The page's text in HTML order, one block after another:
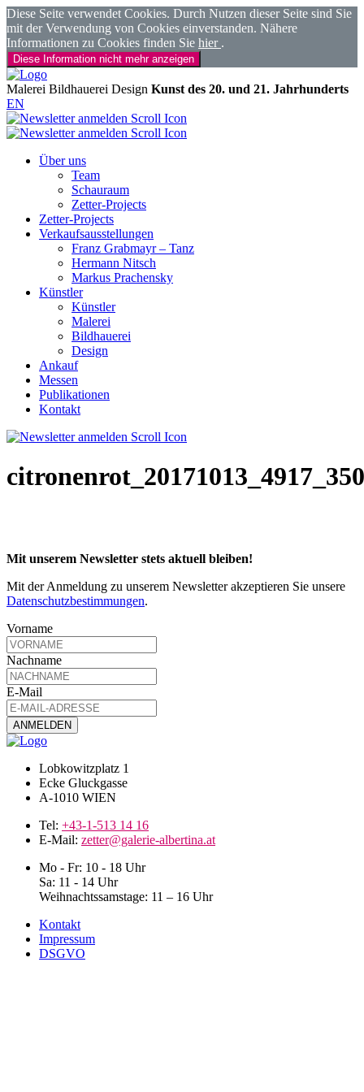
Diese Seite verwendet Cookies. Durch Nutzen dieser Seite sind Sie
mit der Verwendung von Cookies einverstanden. Nähere
Informationen zu Cookies finden Sie hier .
Diese Information nicht mehr anzeigen
Malerei Bildhauerei Design Kunst des 20. und 21. Jahrhunderts
EN
Über uns
Team
Schauraum
Zetter-Projects
Zetter-Projects
Verkaufsausstellungen
Franz Grabmayr – Tanz
Hermann Nitsch
Markus Prachensky
Künstler
Künstler
Malerei
Bildhauerei
Design
Ankauf
Messen
Publikationen
Kontakt
Mit unserem Newsletter stets aktuell bleiben!
Mit der Anmeldung zu unserem Newsletter akzeptieren Sie unsere
Datenschutzbestimmungen.
Vorname
Nachname
E-Mail
Lobkowitzplatz 1
Ecke Gluckgasse
A-1010 WIEN
Tel: +43-1-513 14 16
E-Mail: zetter@galerie-albertina.at
Mo - Fr: 10 - 18 Uhr
Sa: 11 - 14 Uhr
Weihnachtssamstage: 11 – 16 Uhr
Kontakt
Impressum
DSGVO